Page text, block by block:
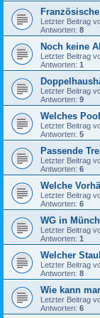
Letzter Beitrag
Antworten: 8
Noch keine
Letzter Beitrag
Antworten: 1
Letzter Beitrag
Antworten: 9
Welches
Letzter Beitrag
Antworten: 5
Passende
Letzter Beitrag
Antworten: 6
Welche
Letzter Beitrag
Antworten: 6
WG in
Letzter Beitrag
Antworten: 1
Welcher
Letzter Beitrag
Antworten: 8
Wie kann
Letzter Beitrag
Antworten: 6